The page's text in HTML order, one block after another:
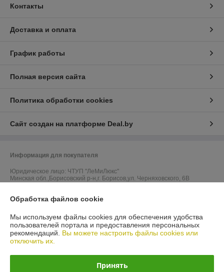
Контакты
Доставка и оплата
График работы
Полная версия сайта
Политика обработки cookies
Сайт создан на платформе Deal.by
Информация для покупателя
Юридическое лицо: ЧТУП "ЛеМиЛюкс"
Минская обл.,Борисовский р-н,г. Борисов,ул. Черняховского, 6В
Регистрационный орган: Борисовский районный исполнительный
комитет
Обработка файлов cookie
Мы используем файлы cookies для обеспечения удобства
пользователей портала и предоставления персональных
рекомендаций. Вы можете настроить файлы cookies или
отключить их.
Принять